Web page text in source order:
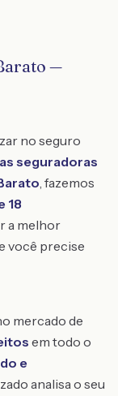
—
no seguro
seguradoras
, fazemos
18
a melhor
você precise
mercado de
em todo o
e
analisa o seu